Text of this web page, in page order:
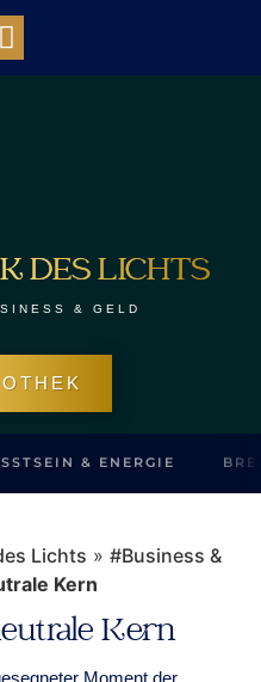
DES LICHTS
& GELD
& ENERGIE
Lichts » #Business &
Kern
Kern
Moment der